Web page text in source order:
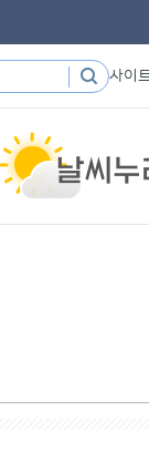
사이